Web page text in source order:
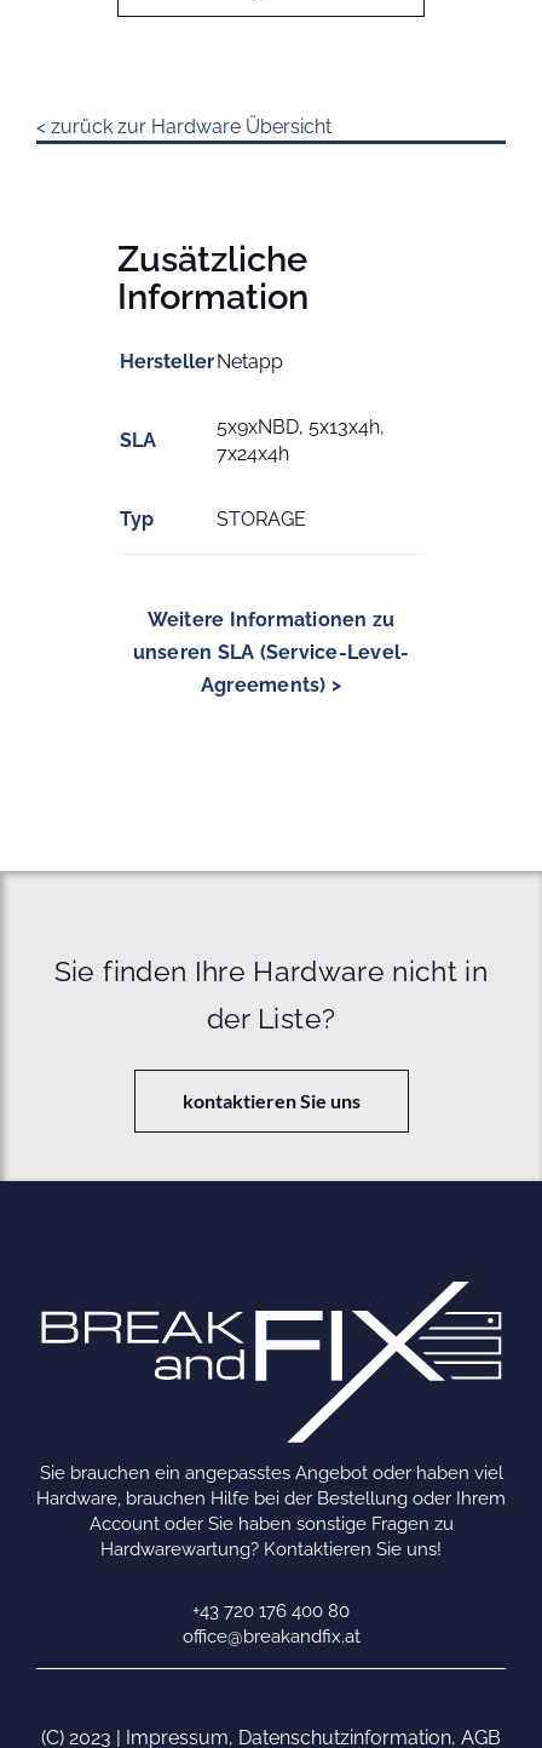
< zurück zur Hardware Übersicht
Zusätzliche
Information
HerstellerNetapp
SLA
5x9xNBD, 5x13x4h,
7x24x4h
Typ STORAGE
Weitere Informationen zu
unseren SLA (Service-Level-
Agreements) >
Sie finden Ihre Hardware nicht in
der Liste?
kontaktieren Sie uns
Sie brauchen ein angepasstes Angebot oder haben viel
Hardware, brauchen Hilfe bei der Bestellung oder Ihrem
Account oder Sie haben sonstige Fragen zu
Hardwarewartung? Kontaktieren Sie uns!
+43 720 176 400 80
office@breakandfix.at
(C) 2023 | Impressum, Datenschutzinformation, AGB